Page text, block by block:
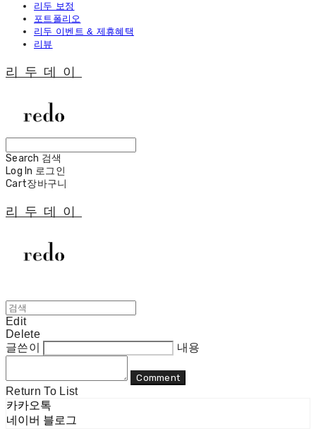
리두 보정
포트폴리오
리두 이벤트 & 제휴혜택
리뷰
리두데이
Search 검색
Log In 로그인
Cart장바구니
리두데이
Edit
Delete
글쓴이
내용
Comment
Return To List
카카오톡
네이버 블로그